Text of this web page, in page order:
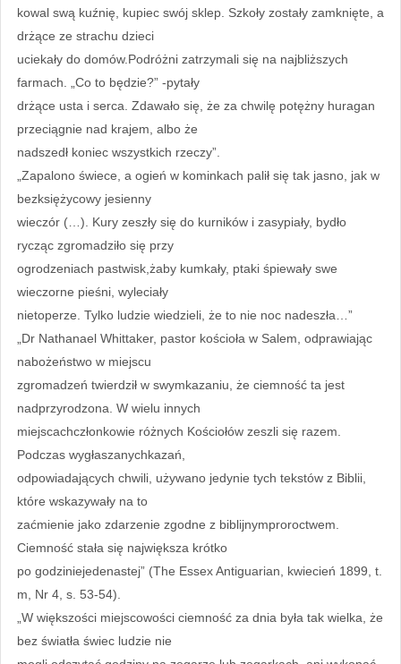
kowal swą kuźnię, kupiec swój sklep. Szkoły zostały zamknięte, a
drżące ze strachu dzieci
uciekały do domów.Podróżni zatrzymali się na najbliższych
farmach. „Co to będzie?” -pytały
drżące usta i serca. Zdawało się, że za chwilę potężny huragan
przeciągnie nad krajem, albo że
nadszedł koniec wszystkich rzeczy”.
„Zapalono świece, a ogień w kominkach palił się tak jasno, jak w
bezksiężycowy jesienny
wieczór (…). Kury zeszły się do kurników i zasypiały, bydło
rycząc zgromadziło się przy
ogrodzeniach pastwisk,żaby kumkały, ptaki śpiewały swe
wieczorne pieśni, wyleciały
nietoperze. Tylko ludzie wiedzieli, że to nie noc nadeszła…”
„Dr Nathanael Whittaker, pastor kościoła w Salem, odprawiając
nabożeństwo w miejscu
zgromadzeń twierdził w swymkazaniu, że ciemność ta jest
nadprzyrodzona. W wielu innych
miejscachczłonkowie różnych Kościołów zeszli się razem.
Podczas wygłaszanychkazań,
odpowiadających chwili, używano jedynie tych tekstów z Biblii,
które wskazywały na to
zaćmienie jako zdarzenie zgodne z biblijnymproroctwem.
Ciemność stała się największa krótko
po godziniejedenastej” (The Essex Antiguarian, kwiecień 1899, t.
m, Nr 4, s. 53-54).
„W większości miejscowości ciemność za dnia była tak wielka, że
bez światła świec ludzie nie